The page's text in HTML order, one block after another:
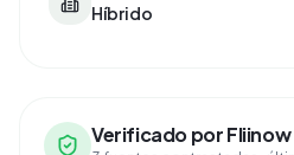
Híbrido
Verificado por Fliinow